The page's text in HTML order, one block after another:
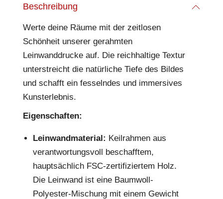
Beschreibung
Werte deine Räume mit der zeitlosen
Schönheit unserer gerahmten
Leinwanddrucke auf. Die reichhaltige Textur
unterstreicht die natürliche Tiefe des Bildes
und schafft ein fesselndes und immersives
Kunsterlebnis.
Eigenschaften:
Leinwandmaterial: Keilrahmen aus
verantwortungsvoll beschafftem,
hauptsächlich FSC-zertifiziertem Holz.
Die Leinwand ist eine Baumwoll-
Polyester-Mischung mit einem Gewicht